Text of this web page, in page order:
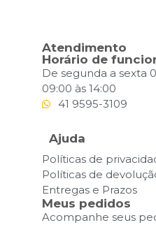
Atendimento
Horário de
De segunda a sexta
09:00 às 14:00
41 9595-3109
Ajuda
Políticas de
Políticas de
Entregas e Prazos
Meus pedidos
Acompanhe seus